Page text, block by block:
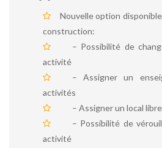
Nouvelle option disponible
construction:
– Possibilité de
activité
– Assigner un
activités
– Assigner un local
– Possibilité de
activité